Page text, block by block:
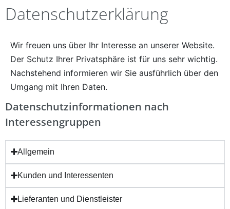
Datenschutzerklärung
Wir freuen uns über Ihr Interesse an unserer Website.
Der Schutz Ihrer Privatsphäre ist für uns sehr wichtig.
Nachstehend informieren wir Sie ausführlich über den
Umgang mit Ihren Daten.
Datenschutzinformationen nach
Interessengruppen
Allgemein
Kunden und Interessenten
Lieferanten und Dienstleister